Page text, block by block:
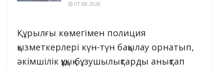
07.08.2026
Құрылғы көмегімен полиция
қызметкерлері күн-түн бақылау орнатып,
әкімшілік құқық бұзушылықтарды анықтап